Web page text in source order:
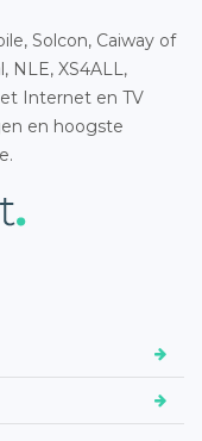
Solcon, Caiway of
NLE, XS4ALL,
Internet en TV
en hoogste